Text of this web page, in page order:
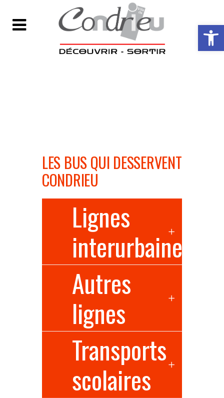
Ouvrir la
LES BUS QUI DESSERVENT
CONDRIEU
Lignes
interurbaines
Autres
lignes
Transports
scolaires